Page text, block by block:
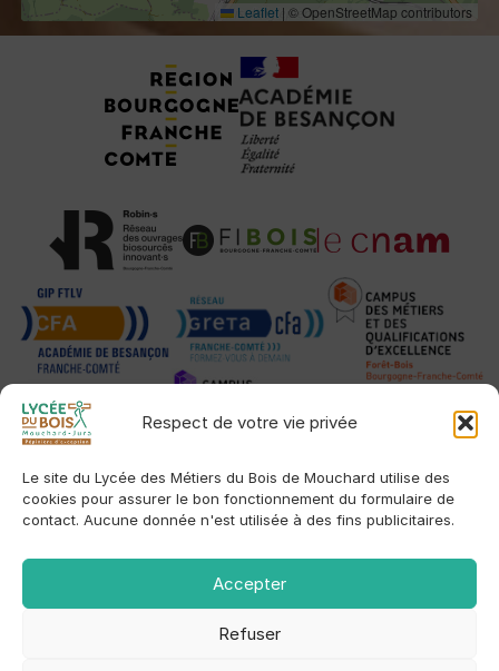
Respect de votre vie privée
Le site du Lycée des Métiers du Bois de Mouchard utilise des
cookies pour assurer le bon fonctionnement du formulaire de
contact. Aucune donnée n'est utilisée à des fins publicitaires.
Accepter
Refuser
Leaflet | © OpenStreetMap contributors
Tuteurs, Partenaires et Certifications